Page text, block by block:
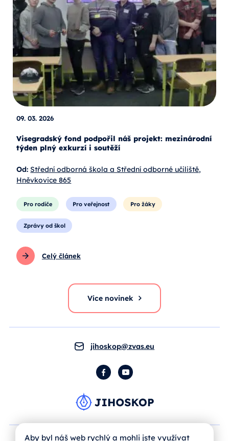
09. 03. 2026
Visegradský fond podpořil náš projekt: mezinárodní
týden plný exkurzí i soutěží
Od: Střední odborná škola a Střední odborné učiliště,
Hněvkovice 865
Pro rodiče Pro veřejnost Pro žáky
Zprávy od škol
Celý článek
Více novinek
jihoskop@zvas.eu
FacebookYouTube
Aby byl náš web rychlý a mohli jste využívat